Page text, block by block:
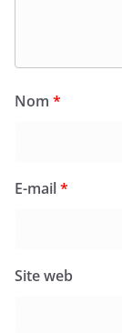
Nom *
E-mail*
Site web